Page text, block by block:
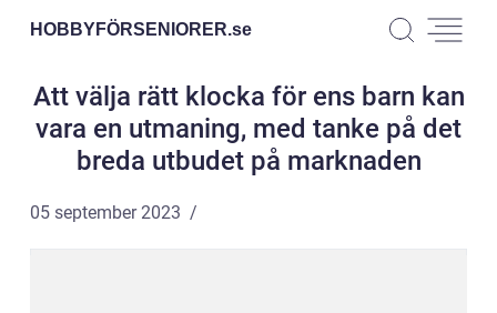
HOBBYFÖRSENIORER.se
Att välja rätt klocka för ens barn kan
vara en utmaning, med tanke på det
breda utbudet på marknaden
05 september 2023